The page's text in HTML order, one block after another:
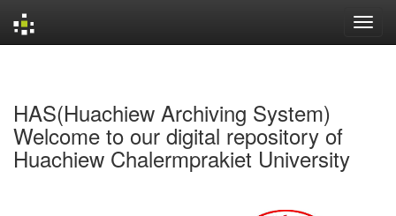
HAS(Huachiew Archiving System)
Welcome to our digital repository of
Huachiew Chalermprakiet University